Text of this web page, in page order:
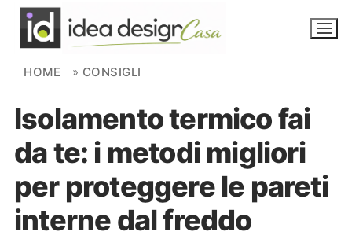
Skip to content
NOVITÀ
AMBIENTI
FAI DA TE
PIANTE
HOME » CONSIGLI
Isolamento termico fai
da te: i metodi migliori
per proteggere le pareti
interne dal freddo